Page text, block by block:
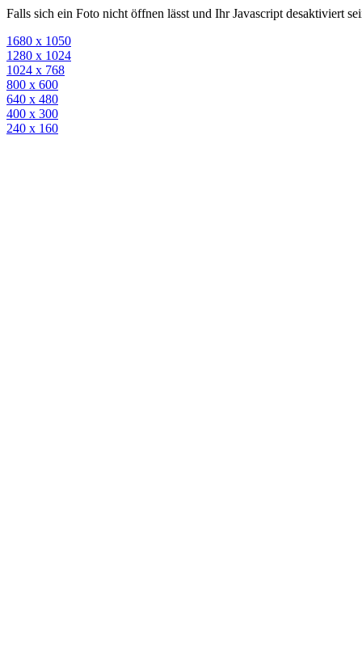
Falls sich ein Foto nicht öffnen lässt und Ihr Javascript desaktiviert
1680 x 1050
1280 x 1024
1024 x 768
800 x 600
640 x 480
400 x 300
240 x 160